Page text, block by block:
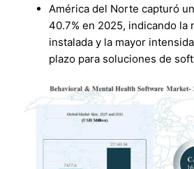
América del Norte capturó
40.7% en 2025, indicando la
instalada y la mayor
plazo para soluciones de